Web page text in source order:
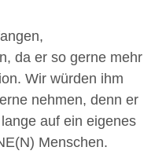
da er so gerne mehr
Wir würden ihm
nehmen, denn er
auf ein eigenes
Menschen.